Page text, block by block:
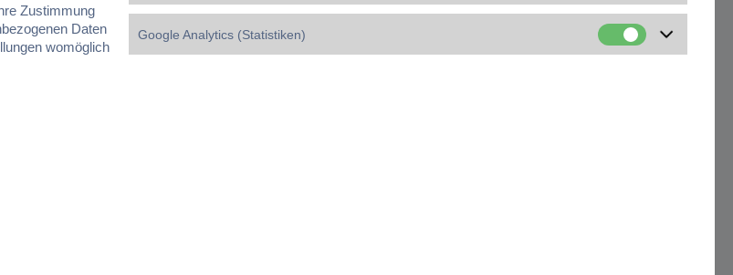
Zustimmung
Daten
womöglich
Google Analytics (Statistiken)